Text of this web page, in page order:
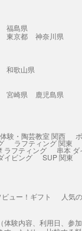
福島県
東京都
神奈川県
和歌山県
宮崎県
鹿児島県
験・陶芸教室 関西
ラフティング 関東
ラフティング 串本
イビング SUP 関東
ビュー！ギフト 人気
験内容、利用日、